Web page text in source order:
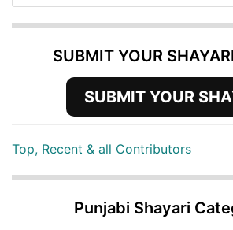
SUBMIT YOUR
SUBMIT YOUR
Top, Recent & all Contributors
Punjabi Shayari